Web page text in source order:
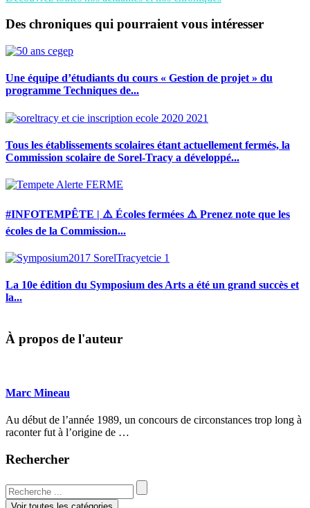
Des chroniques qui pourraient vous intéresser
Une équipe d’étudiants du cours « Gestion de projet » du
programme Techniques de...
Tous les établissements scolaires étant actuellement fermés, la
Commission scolaire de Sorel-Tracy a développé...
#INFOTEMPÊTE | ⚠️ Écoles fermées ⚠️ Prenez note que les
écoles de la Commission...
La 10e édition du Symposium des Arts a été un grand succès et
la...
À propos de l'auteur
Marc Mineau
Au début de l’année 1989, un concours de circonstances trop long à
raconter fut à l’origine de …
Rechercher